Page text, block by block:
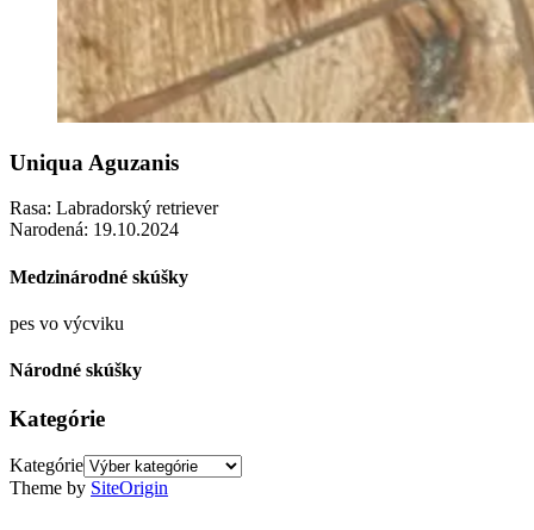
Uniqua Aguzanis
Rasa: Labradorský retriever
Narodená: 19.10.2024
Medzinárodné skúšky
pes vo výcviku
Národné skúšky
Kategórie
Kategórie
Theme by SiteOrigin